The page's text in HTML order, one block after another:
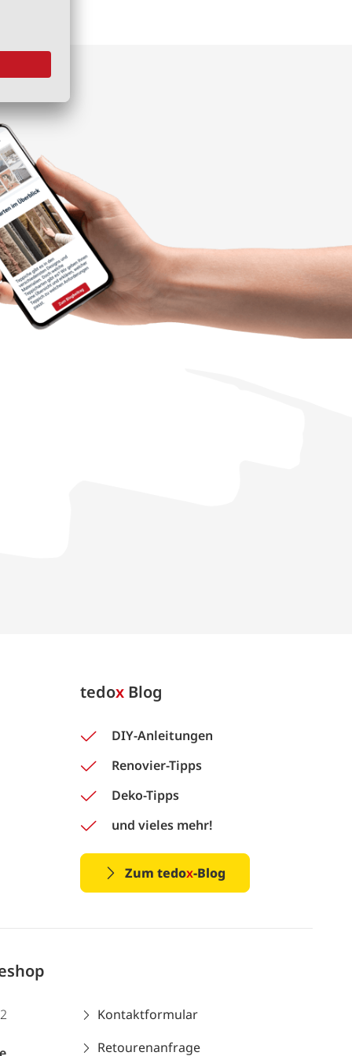
tedox Blog
DIY-Anleitungen
Renovier-Tipps
Deko-Tipps
und vieles mehr!
Zum tedox-Blog
Kontaktformular
Retourenanfrage